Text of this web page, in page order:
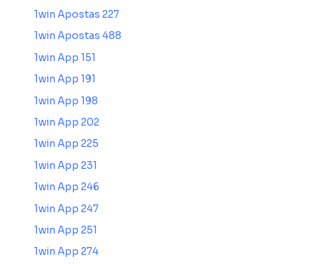
1win Apostas 227
1win Apostas 488
1win App 151
1win App 191
1win App 198
1win App 202
1win App 225
1win App 231
1win App 246
1win App 247
1win App 251
1win App 274